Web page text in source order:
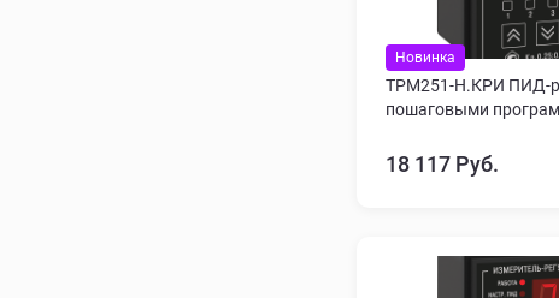
Новинка
ТРМ251-Н.КРИ ПИД-
пошаговыми
18 117 Руб.